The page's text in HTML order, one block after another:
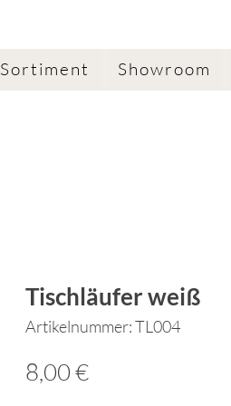
Sortiment Showroom
Tischläufer weiß
Artikelnummer: TL004
8,00 €Preis